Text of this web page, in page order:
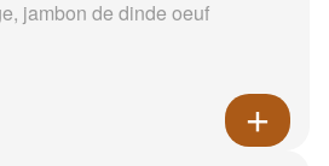
jambon de dinde oeuf